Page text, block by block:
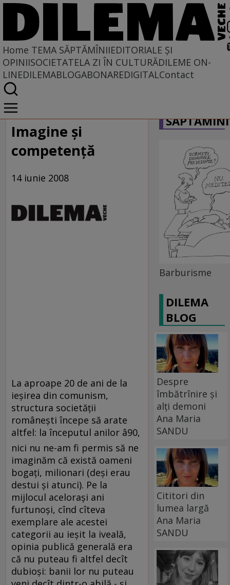
Home TEMA SĂPTĂMÎNIIEDITORIALE ȘI
OPINIISOCIETATELA ZI ÎN CULTURĂDILEME ON-
LINEDILEMABLOGABONAREDIGITALContact
Home
Tema săptămînii
Imagine şi
competenţă
14 iunie 2008
La aproape 20 de ani de la
ieşirea din comunism,
structura societăţii
româneşti începe să arate
altfel: la începutul anilor â90,
nici nu ne-am fi permis să ne
imaginăm că există oameni
bogaţi, milionari (deşi erau
destui şi atunci). Pe la
mijlocul aceloraşi ani
furtunoşi, cînd cîteva
exemplare ale acestei
categorii au ieşit la iveală,
opinia publică generală era
că nu puteau fi altfel decît
dubioşi: banii lor nu puteau
Barburisme
DILEMA
BLOG
Despre
îmbătrînire și
alți demoni
Ana Maria
SANDU
Cititori din
lumea largă
Ana Maria
SANDU